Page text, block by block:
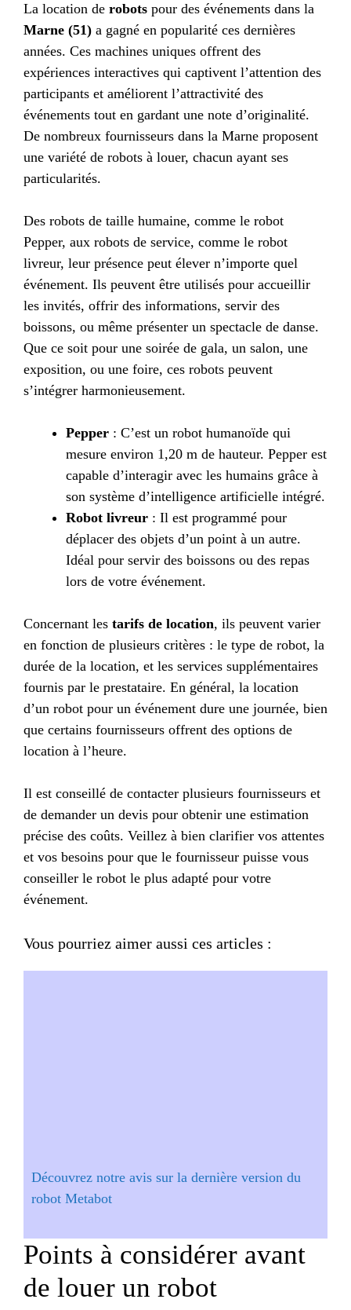
La location de robots pour des événements dans la
Marne (51) a gagné en popularité ces dernières
années. Ces machines uniques offrent des
expériences interactives qui captivent l’attention des
participants et améliorent l’attractivité des
événements tout en gardant une note d’originalité.
De nombreux fournisseurs dans la Marne proposent
une variété de robots à louer, chacun ayant ses
particularités.
Des robots de taille humaine, comme le robot
Pepper, aux robots de service, comme le robot
livreur, leur présence peut élever n’importe quel
événement. Ils peuvent être utilisés pour accueillir
les invités, offrir des informations, servir des
boissons, ou même présenter un spectacle de danse.
Que ce soit pour une soirée de gala, un salon, une
exposition, ou une foire, ces robots peuvent
s’intégrer harmonieusement.
Pepper : C’est un robot humanoïde qui
mesure environ 1,20 m de hauteur. Pepper est
capable d’interagir avec les humains grâce à
son système d’intelligence artificielle intégré.
Robot livreur : Il est programmé pour
déplacer des objets d’un point à un autre.
Idéal pour servir des boissons ou des repas
lors de votre événement.
Concernant les tarifs de location, ils peuvent varier
en fonction de plusieurs critères : le type de robot, la
durée de la location, et les services supplémentaires
fournis par le prestataire. En général, la location
d’un robot pour un événement dure une journée, bien
que certains fournisseurs offrent des options de
location à l’heure.
Il est conseillé de contacter plusieurs fournisseurs et
de demander un devis pour obtenir une estimation
précise des coûts. Veillez à bien clarifier vos attentes
et vos besoins pour que le fournisseur puisse vous
conseiller le robot le plus adapté pour votre
événement.
Vous pourriez aimer aussi ces articles :
Découvrez notre avis sur la dernière version du
robot Metabot
Points à considérer avant
de louer un robot